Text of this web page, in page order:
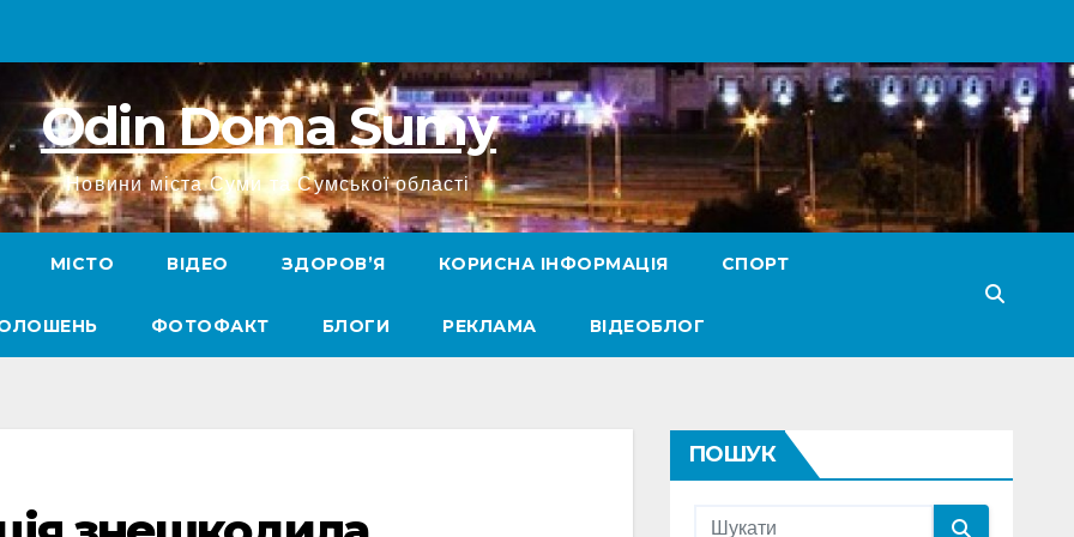
Odin Doma Sumy
Новини міста Суми та Сумської області
МІСТО ВІДЕО ЗДОРОВ’Я КОРИСНА ІНФОРМАЦІЯ СПОРТ
ФОТОФАКТ БЛОГИ РЕКЛАМА ВІДЕОБЛОГ
ПОШУК